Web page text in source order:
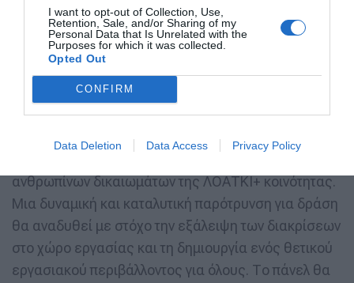
I want to opt-out of Collection, Use,
Retention, Sale, and/or Sharing of my
Personal Data that Is Unrelated with the
Purposes for which it was collected.
Opted Out
CONFIRM
Data Deletion Data Access Privacy Policy
WUNDERMAN THOMPSON
Το πάνελ συντονίζει ο Paul Tugwell,
δημοσιογράφος, Bloomberg News.
Το πάνελ θα αναδείξει στρατηγικές Εταιρικής
Κοινωνικής Ευθύνης, βιώσιμα πλάνα και
ανθρωπίνων δικαιωμάτων της ΛΟΑΤΚΙ+ κοινότητας.
Μια δυναμική και καταλυτική παρότρυνση για δράση
θα αναδυθεί με στόχο την εξάλειψη των διακρίσεων
στο χώρο εργασίας και τη δημιουργία ενός θετικού
εργασιακού περιβάλλοντος για όλους. Το πάνελ θα